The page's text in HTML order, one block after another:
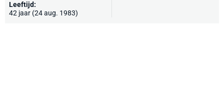
Leeftijd:
42 jaar (24 aug. 1983)